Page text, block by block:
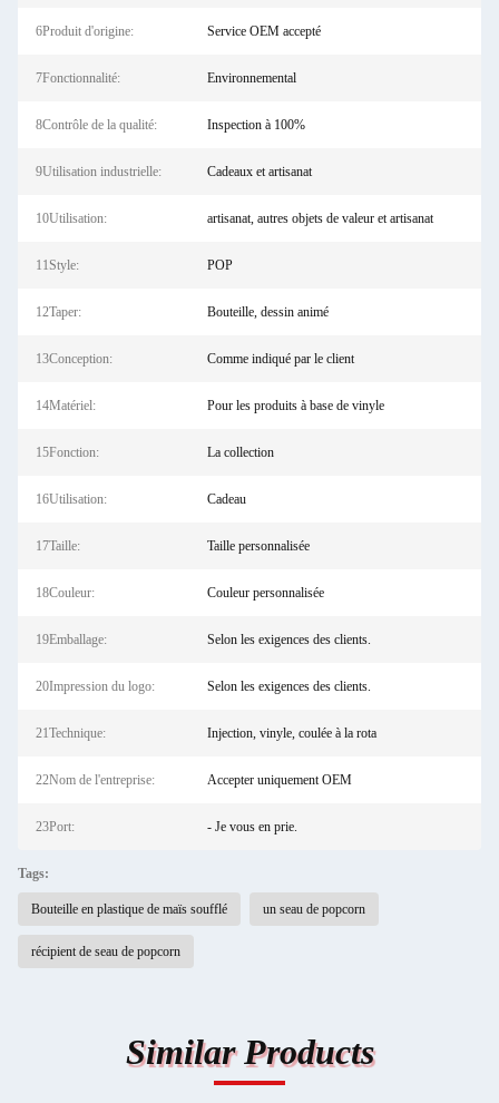
6Produit d'origine: Service OEM accepté
7Fonctionnalité: Environnemental
8Contrôle de la qualité: Inspection à 100%
9Utilisation industrielle: Cadeaux et artisanat
10Utilisation: artisanat, autres objets de valeur et artisanat
11Style: POP
12Taper: Bouteille, dessin animé
13Conception: Comme indiqué par le client
14Matériel: Pour les produits à base de vinyle
15Fonction: La collection
16Utilisation: Cadeau
17Taille: Taille personnalisée
18Couleur: Couleur personnalisée
19Emballage: Selon les exigences des clients.
20Impression du logo: Selon les exigences des clients.
21Technique: Injection, vinyle, coulée à la rota
22Nom de l'entreprise: Accepter uniquement OEM
23Port: - Je vous en prie.
Tags:
Bouteille en plastique de maïs soufflé un seau de popcorn
récipient de seau de popcorn
Similar Products